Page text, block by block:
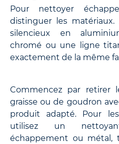
Pour nettoyer
distinguer les
silencieux en
chromé ou une ligne
exactement de la même
Commencez par retirer
graisse ou de goudron
produit adapté. Pour
utilisez un
échappement ou métal,